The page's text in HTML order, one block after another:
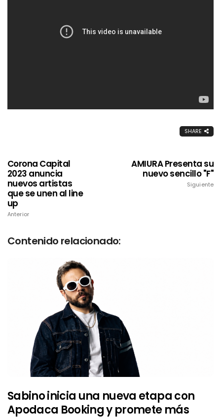
SHARE
Corona Capital
2023 anuncia
nuevos artistas
que se unen al line
up
Anterior
AMIURA Presenta su
nuevo sencillo "F"
Siguiente
Contenido relacionado:
Sabino inicia una nueva etapa con
Apodaca Booking y promete más